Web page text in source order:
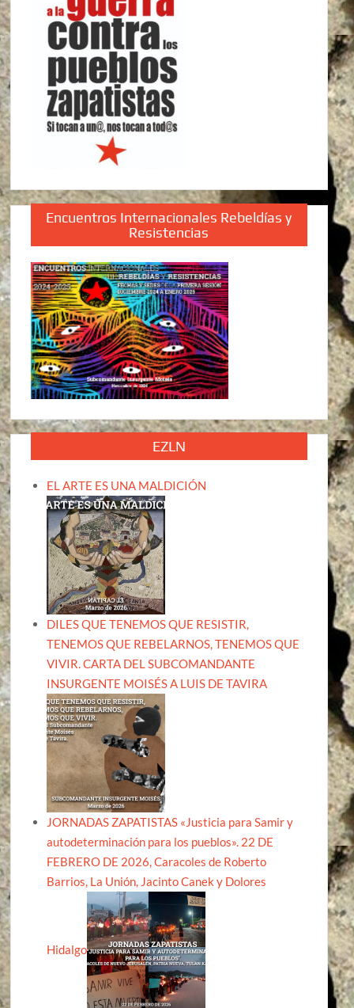
Encuentros Internacionales Rebeldías y
Resistencias
EZLN
EL ARTE ES UNA MALDICIÓN
DILES QUE TENEMOS QUE RESISTIR,
TENEMOS QUE REBELARNOS, TENEMOS QUE
VIVIR. CARTA DEL SUBCOMANDANTE
INSURGENTE MOISÉS A LUIS DE TAVIRA
JORNADAS ZAPATISTAS «Justicia para Samir y
autodeterminación para los pueblos». 22 DE
FEBRERO DE 2026, Caracoles de Roberto
Barrios, La Unión, Jacinto Canek y Dolores
Hidalgo